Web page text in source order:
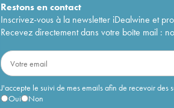
Restons encontact
Inscrivez-vous à la newsletter iDealwine et
Recevez directement dans votre boîte mail :
J'accepte le suivi de mes emails afin de recevoir des
Oui
Non